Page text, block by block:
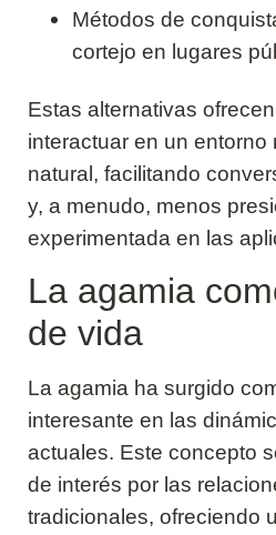
Métodos de
cortejo en lugares
Estas alternativas
interactuar en un entorno
natural, facilitando
y, a menudo, menos
experimentada en las
La agamia
de vida
La agamia ha surgido
interesante en las
actuales. Este concepto
de interés por las
tradicionales, ofreciendo